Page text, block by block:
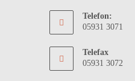
Telefon:
05931 3071
Telefax
05931 3072